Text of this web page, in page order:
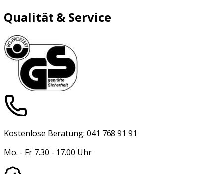
Qualität & Service
Kostenlose Beratung: 041 768 91 91
Mo. - Fr 7.30 - 17.00 Uhr